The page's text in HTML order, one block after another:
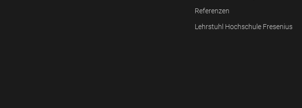
Referenzen
Lehrstuhl Hochschule Fresenius